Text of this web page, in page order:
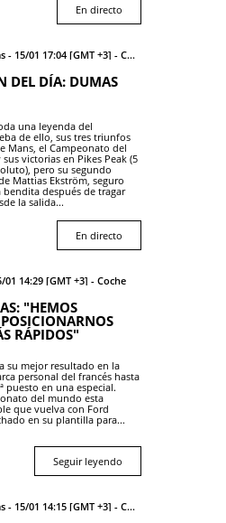
En directo
15/01 17:04 [GMT +3] - Coche
DEL DÍA: DUMAS
una leyenda del
de ello, sus tres triunfos
Mans, el Campeonato del
victorias en Pikes Peak (5
pero su segundo
Mattias Ekström, seguro
bendita después de tragar
la salida...
En directo
01 14:29 [GMT +3] - Coche
"HEMOS
RÁPIDOS"
su mejor resultado en la
personal del francés hasta
puesto en una especial.
del mundo esta
que vuelva con Ford
en su plantilla para...
Seguir leyendo
15/01 14:15 [GMT +3] - Coche